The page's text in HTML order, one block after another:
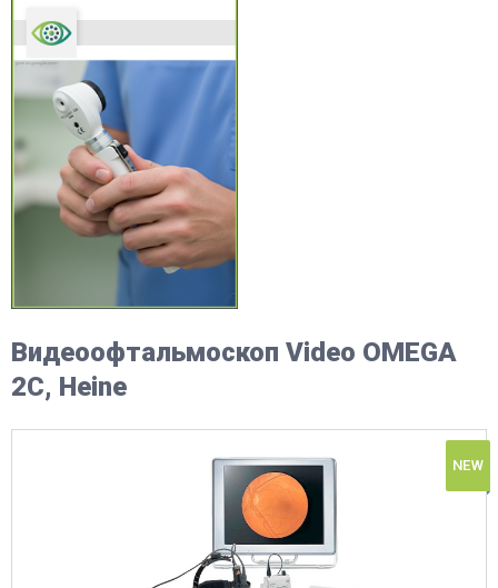
Видеоофтальмоскоп Video OMEGA
2C, Heine
NEW